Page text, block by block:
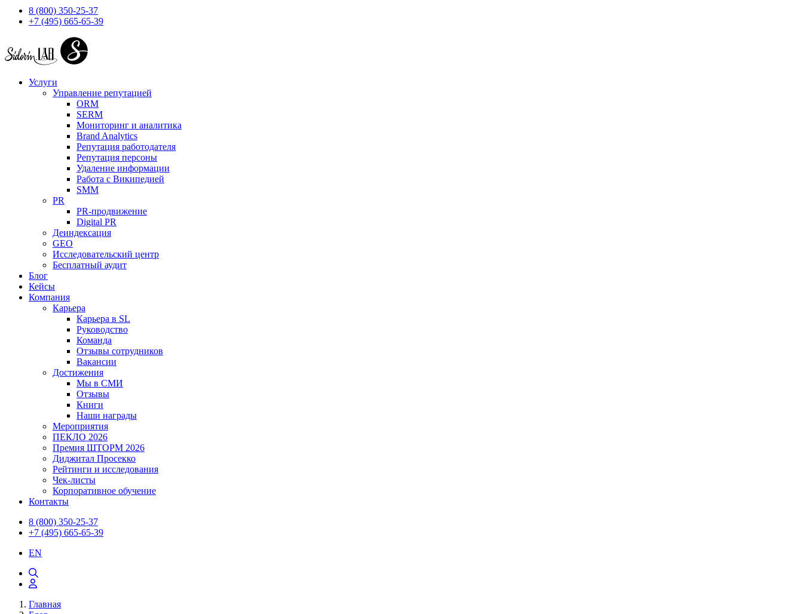
8 (800) 350-25-37
+7 (495) 665-65-39
Услуги
Управление репутацией
ORM
SERM
Мониторинг и аналитика
Brand Analytics
Репутация работодателя
Репутация персоны
Удаление информации
Работа с Википедией
SMM
PR
PR-продвижение
Digital PR
Деиндексация
GEO
Исследовательский центр
Бесплатный аудит
Блог
Кейсы
Компания
Карьера
Карьера в SL
Руководство
Команда
Отзывы сотрудников
Вакансии
Достижения
Мы в СМИ
Отзывы
Книги
Наши награды
Мероприятия
ПЕКЛО 2026
Премия ШТОРМ 2026
Диджитал Просекко
Рейтинги и исследования
Чек-листы
Корпоративное обучение
Контакты
8 (800) 350-25-37
+7 (495) 665-65-39
EN
Главная